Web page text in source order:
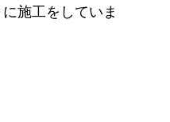
施工をしていま